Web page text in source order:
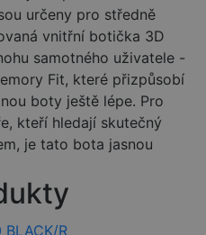
určeny pro středně
vnitřní botička 3D
samotného uživatele -
Fit, které přizpůsobí
boty ještě lépe. Pro
kteří hledají skutečný
je tato bota jasnou